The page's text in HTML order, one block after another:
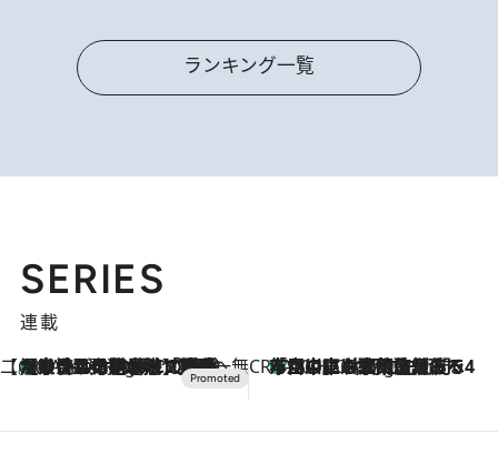
ランキング一覧
SERIES
連載
【CREA×星野リゾート】唯一無二。癒しと発見が待つ場所へ
8 Hours Ago
【トンボの足水浴】ヒノキの香りに包まれて涼感マックス！約13℃の湧水かけ流しを避暑地「星野温泉 トンボの湯」で体験 CREA'S CHOICE
10 Hours Ago
「立川にも歌舞伎があるんだよ」 片岡仁左衛門・市川中車ら豪華座組みで4年目の立川立飛歌舞伎へ